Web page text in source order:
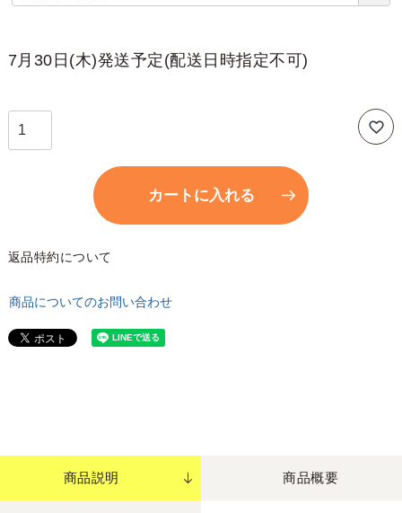
必
)
7月30日(木)発送予定(配送日時指定不可)
カートに入れる
返品特約について
商品についてのお問い合わせ
商品説明 商品概要